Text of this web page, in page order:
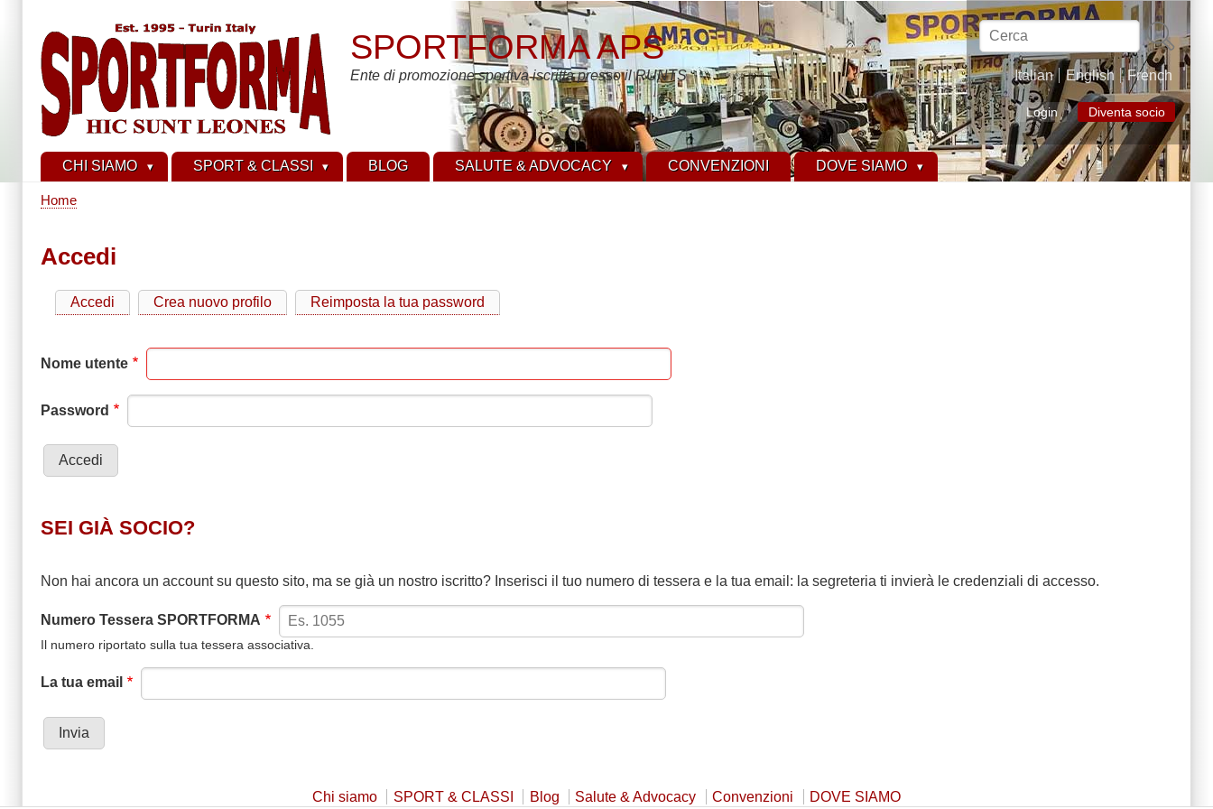
contenuto
principale
Cerca
Italian English French
Login Diventa socio
SPORTFORMA APS
Ente di promozione sportiva iscritta presso il RUNTS
CHI SIAMO SPORT & CLASSI BLOG SALUTE & ADVOCACY CONVENZIONI DOVE SIAMO
di
pane
Home
Accedi
Schede
Accedi Crea nuovo profilo Reimposta la tua password
Nome utente
Password
SEI GIÀ SOCIO?
Non hai ancora un account su questo sito, ma se già un nostro iscritto? Inserisci il tuo numero di tessera e la tua email: la segreteria ti invierà le credenziali di accesso.
Numero Tessera SPORTFORMA
Il numero riportato sulla tua tessera associativa.
La tua email
Chi siamo SPORT & CLASSI Blog Salute & Advocacy Convenzioni DOVE SIAMO